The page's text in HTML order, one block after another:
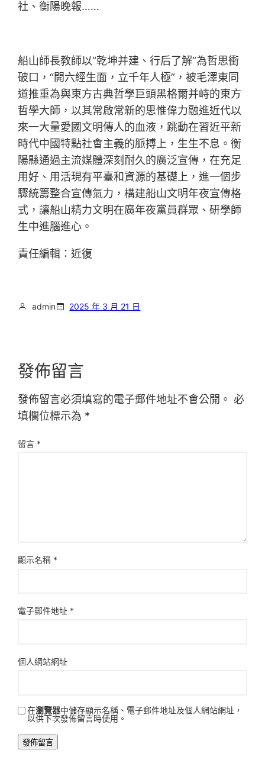
社、衡陽晚報……
船山師長教師以“乾坤并建、行后了解”為哲思衝
破口，“開六經生面，立千年人極”，被毛澤東同
道推重為與東方古典哲學巨頭黑格爾并峙的東方
哲學大師，以其常啟常新的思惟偉力融進近代以
來一大量愛國文明傳人的血液，跳動在習近平新
時代中國特點社會主義的脈搏上，生生不息。衡
陽縣通過主流媒體深刻耐久的廣泛宣傳，在充足
用好、用活現有平臺和資源的基礎上，進一個步
驟統籌整合宣傳氣力，構建船山文明年夜宣傳格
式，讓船山精力文明在廣年夜黨員群眾、研學師
生中進腦進心。
責任編輯：近復
admin 2025 年 3 月 21 日
發佈留言
發佈留言必須填寫的電子郵件地址不會公開。 必
填欄位標示為 *
留言 *
顯示名稱 *
電子郵件地址 *
個人網站網址
在瀏覽器中儲存顯示名稱、電子郵件地址及個人網站網址，
以供下次發佈留言時使用。